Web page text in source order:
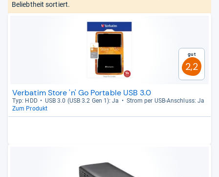
Beliebtheit sortiert.
Gut
2,2
Verbatim Store 'n' Go Portable USB 3.0
Typ: HDD USB 3.0 (USB 3.2 Gen 1): Ja
Strom per USB-​Anschluss: Ja
Zum Produkt